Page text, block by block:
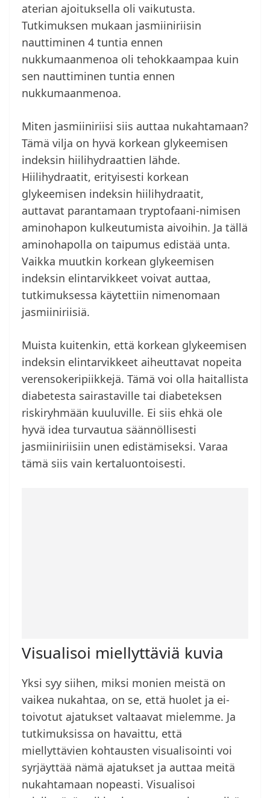
aterian ajoituksella oli vaikutusta.
Tutkimuksen mukaan jasmiiniriisin
nauttiminen 4 tuntia ennen
nukkumaanmenoa oli tehokkaampaa kuin
sen nauttiminen tuntia ennen
nukkumaanmenoa.
Miten jasmiiniriisi siis auttaa nukahtamaan?
Tämä vilja on hyvä korkean glykeemisen
indeksin hiilihydraattien lähde.
Hiilihydraatit, erityisesti korkean
glykeemisen indeksin hiilihydraatit,
auttavat parantamaan tryptofaani-nimisen
aminohapon kulkeutumista aivoihin. Ja tällä
aminohapolla on taipumus edistää unta.
Vaikka muutkin korkean glykeemisen
indeksin elintarvikkeet voivat auttaa,
tutkimuksessa käytettiin nimenomaan
jasmiiniriisiä.
Muista kuitenkin, että korkean glykeemisen
indeksin elintarvikkeet aiheuttavat nopeita
verensokeripiikkejä. Tämä voi olla haitallista
diabetesta sairastaville tai diabeteksen
riskiryhmään kuuluville. Ei siis ehkä ole
hyvä idea turvautua säännöllisesti
jasmiiniriisiin unen edistämiseksi. Varaa
tämä siis vain kertaluontoisesti.
Visualisoi miellyttäviä kuvia
Yksi syy siihen, miksi monien meistä on
vaikea nukahtaa, on se, että huolet ja ei-
toivotut ajatukset valtaavat mielemme. Ja
tutkimuksissa on havaittu, että
miellyttävien kohtausten visualisointi voi
syrjäyttää nämä ajatukset ja auttaa meitä
nukahtamaan nopeasti. Visualisoi